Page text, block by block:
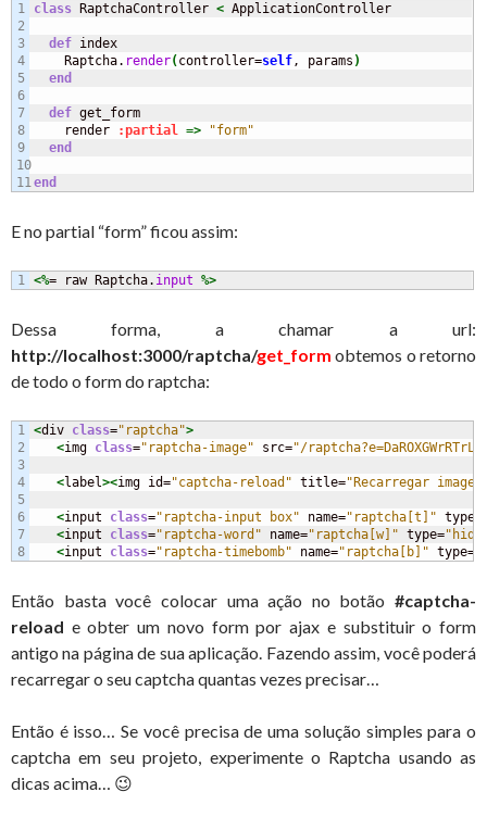
1
2
3
4
5
6
7
8
9
10
class RaptchaController < ApplicationController
def index
    Raptcha.
render( controller=self, params )
end
def get_form
    render
:partial =>
"form"
end
end
E no partial “form” ficou assim:
<%= raw Raptcha. input %>
Dessa forma, a chamar a url:
http://localhost:3000/raptcha/get_form obtemos o retorno
de todo o form do raptcha:
1
2
3
4
5
6
7
<div class="raptcha">
<img class="raptcha-image" src="/
<label><img id="captcha-reload" title="Recarregar
<input class="raptcha-input box" name="raptcha[t]" type=
<input class="raptcha-word" name="raptcha[w]" type=
<input class="raptcha-timebomb" name="raptcha[b]" type=
Então basta você colocar uma ação no botão #captcha-
reload e obter um novo form por ajax e substituir o form
antigo na página de sua aplicação. Fazendo assim, você poderá
recarregar o seu captcha quantas vezes precisar…
Então é isso… Se você precisa de uma solução simples para o
captcha em seu projeto, experimente o Raptcha usando as
dicas acima… 😉